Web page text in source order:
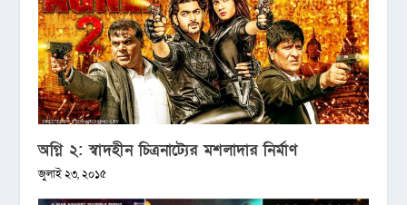
অগ্নি ২: স্বাদহীন চিত্রনাট্যের মশলাদার নির্মাণ
জুলাই ২৩, ২০১৫